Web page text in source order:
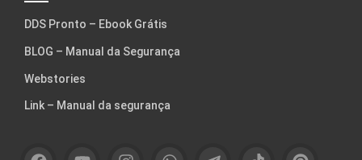
DDS Pronto – Ebook Grátis
BLOG – Manual da Segurança
Webstories
Link – Manual da segurança